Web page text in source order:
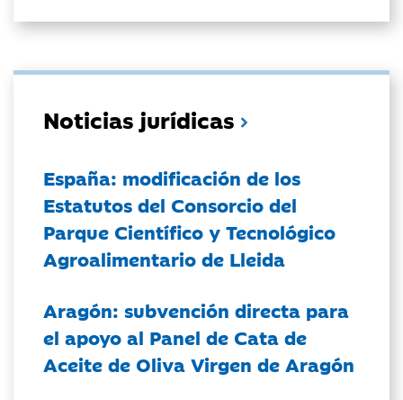
Noticias jurídicas
España: modificación de los
Estatutos del Consorcio del
Parque Científico y Tecnológico
Agroalimentario de Lleida
Aragón: subvención directa para
el apoyo al Panel de Cata de
Aceite de Oliva Virgen de Aragón